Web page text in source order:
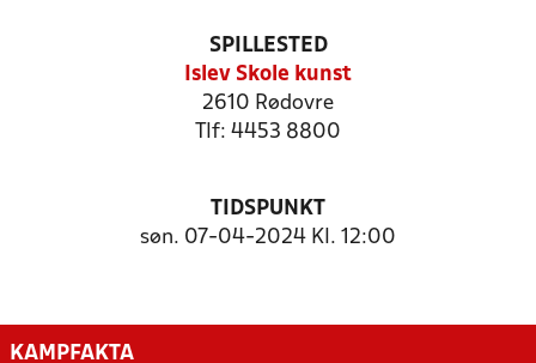
SPILLESTED
Islev Skole kunst
2610 Rødovre
Tlf: 4453 8800
TIDSPUNKT
søn. 07-04-2024 Kl. 12:00
KAMPFAKTA